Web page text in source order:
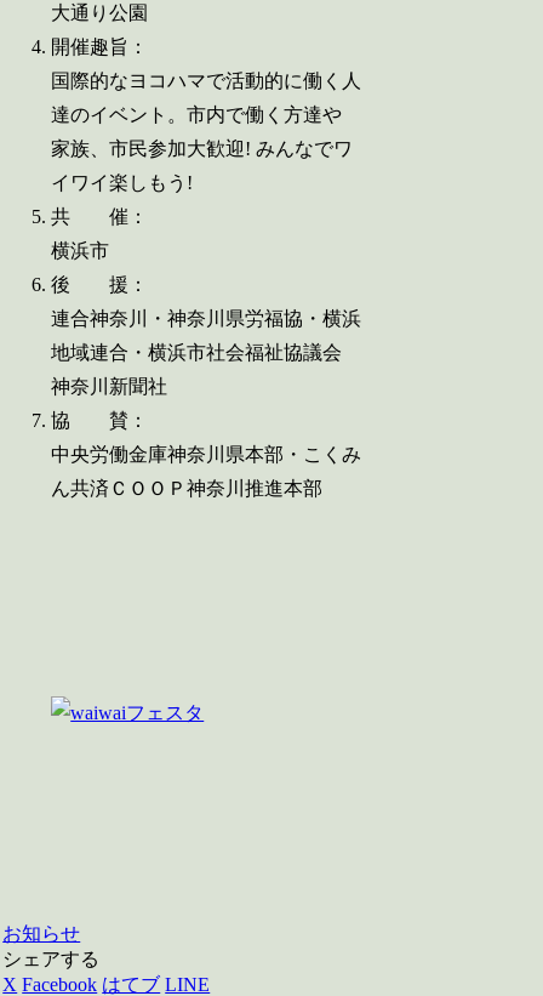
大通り公園
開催趣旨：
国際的なヨコハマで活動的に働く人
達のイベント。市内で働く方達や
家族、市民参加大歓迎! みんなでワ
イワイ楽しもう!
共 催：
横浜市
後 援：
連合神奈川・神奈川県労福協・横浜
地域連合・横浜市社会福祉協議会
神奈川新聞社
協 賛：
中央労働金庫神奈川県本部・こくみ
ん共済ＣＯＯＰ神奈川推進本部
お知らせ
シェアする
X Facebook はてブ LINE